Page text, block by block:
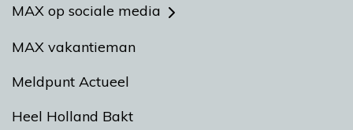
MAX op sociale media
MAX vakantieman
Meldpunt Actueel
Heel Holland Bakt